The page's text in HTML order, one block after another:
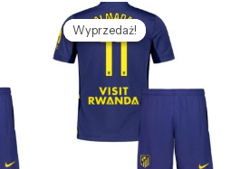
Wyprzedaż!
Wyprzedaż!
Pierwotna
cena
wynosiła:
469,58 zł.
Aktualna
cena
wynosi:
127,68 zł.